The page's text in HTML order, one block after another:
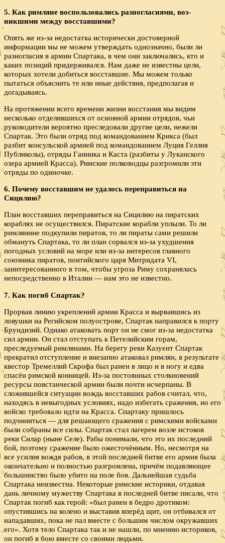
5. Как римляне воспользовались разногласиями, воз­
никшими между восставшими?
Опять же из-за недостатка исторически достоверной
информации мы не можем утверждать однозначно, были ли
разногласия в армии Спартака, в чем они заключались, кто и
каких позиций придерживался. Нам даже не известны цели,
которых хотели добиться восставшие. Мы можем только
пытаться объяснить те или иные действия, предполагая и
догадываясь.
На протяжении всего времени жизни восстания мы видим
несколько отделившихся от основной армии отрядов, чьи
руководители вероятно преследовали другие цели, нежели
Спартак. Это были отряд под командованием Крикса (был
разбит консульской армией под командованием Луция Геллия
Публиколы), отряды Ганника и Каста (разбиты у Луканского
озера армией Красса). Римские полководцы разгромили эти
отряды по одиночке.
6. Почему восставшим не удалось пере­правиться на
Сицилию?
План восставших переправиться на Сицилию на пиратских
кораблях не осуществился. Пиратские корабли уплыли. То ли
римлянине подкупили пиратов, то ли пираты сами решили
обмануть Спартака, то ли план сорвался из-за ухудшения
погодных условий на море или из-за интересов главного
союзника пиратов, понтийского царя Митридата VI,
заинтересованного в том, чтобы угроза Риму сохранялась
непосредственно в Италии — нам это не известно.
7. Как погиб Спартак?
Прорвав линию укреплений армии Красса и вырвавшись из
ловушки на Регийском полуострове, Спартак направился к порту
Брундизий. Однако атаковать порт он не смог из-за недостатка
сил армии. Он стал отступать к Петелийским горам,
преследуемый римлянами. На берегу реки Казуент Спартак
прекратил отступление и внезапно атаковал римлян, в результате
квестор Тремеллий Скрофа был ранен в лицо и в ногу и едва
спасён римской конницей. Из-за постоянных столкновений
ресурсы повстанческой армии были почти исчерпаны. В
сложившейся ситуации вождь восставших рабов считал, что,
находясь в невыгодных условиях, надо избегать сражения, но его
войско требовало идти на Красса. Спартаку пришлось
подчиниться — для решающего сражения с римскими войсками
были собраны все силы. Спартак стал лагерем возле истоков
реки Силар (ныне Селе). Рабы понимали, что это их последний
бой, поэтому сражение было ожесточённым. Но, несмотря на
все усилия вождя рабов, в этой последней битве его армия была
окончательно и полностью разгромлена, причём подавляющее
большинство было убито на поле боя. Дальнейшая судьба
Спартака неизвестна. Некоторые римские историки, отдавая
дань личному мужеству Спартака в последней битве писали, что
Спартак погиб как герой: «был ранен в бедро дротиком:
опустившись на колено и выставив вперёд щит, он отбивался от
нападавших, пока не пал вместе с большим числом окружавших
его». Хотя тело Спартака так и не нашли, по мнению историков,
он погиб в бою вместе со своими людьми.